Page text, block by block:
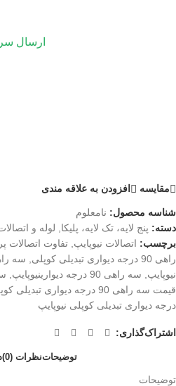
ارسال
مقايسه افزودن به علاقه مندی
شناسه محصول: نامعلوم
دسته: پنج لایه، تک لایه، پلیکا
لوله و
برچسب: اتصالات نیوپایپ تفاوت اتصالات
راهی 90 درجه دیواری تبدیلی کوپلی
نیوپایپ
سه راهی 90 درجه دیوارینیوپایپ
قیمت سه راهی 90 درجه دیواری تبدیلی کوپلی نیوپایپ
درجه دیواری تبدیلی کوپلی نیوپایپ
اشتراک‌گذاری:
توضیحاتنظرات (0)
توضیحات